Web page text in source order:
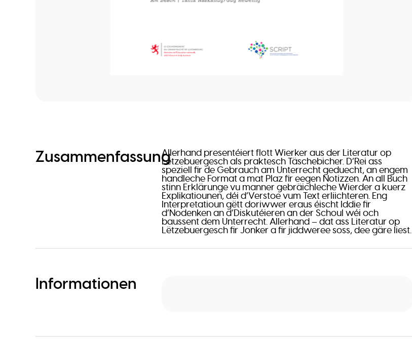
ZusammenfassungAllerhand presentéiert flott Wierker aus der Literatur op
Lëtzebuergesch als praktesch Täschebicher. D’Rei ass
speziell fir de Gebrauch am Unterrecht geduecht, an engem
handleche Format a mat Plaz fir eegen Notizzen. An all Buch
stinn Erklärunge vu manner gebräichleche Wierder a kuerz
Explikatiounen, déi d’Verstoe vum Text erliichteren. Eng
Interpretatioun gëtt doriwwer eraus éischt Iddie fir
d’Nodenken an d’Diskutéieren an der Schoul wéi och
baussent dem Unterrecht. Allerhand – dat ass Literatur op
Lëtzebuergesch fir Jonker a fir jiddweree soss, dee gäre liest.
Informationen